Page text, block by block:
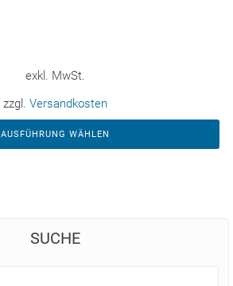
exkl. MwSt.
zzgl. Versandkosten
AUSFÜHRUNG WÄHLEN
SUCHE